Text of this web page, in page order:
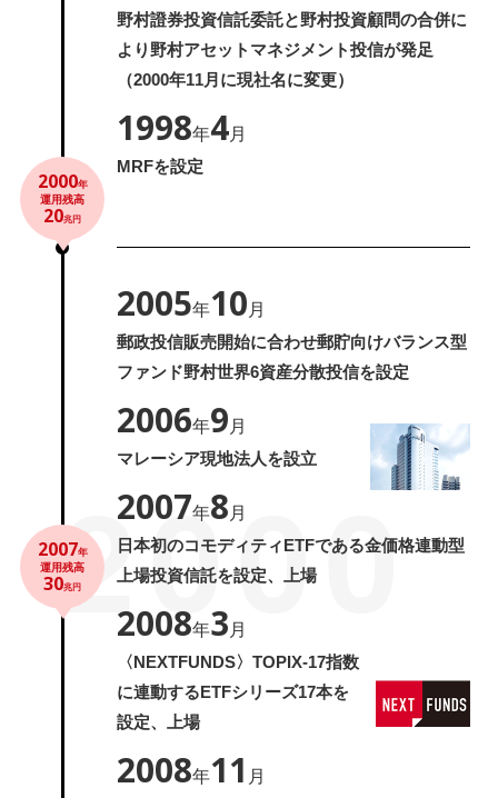
2000年
運用残高
20兆円
野村證券投資信託委託と野村投資顧問の合併に
より野村アセットマネジメント投信が発足
（2000年11月に現社名に変更）
1998年4月
MRFを設定
2000
2007年
運用残高
30兆円
2005年10 月
郵政投信販売開始に合わせ郵貯向けバランス型
ファンド野村世界6資産分散投信を設定
2006年9 月
マレーシア現地法人を設立
2007年8 月
日本初のコモディティETFである金価格連動型
上場投資信託を設定、上場
2008年3 月
〈NEXTFUNDS〉TOPIX-17指数
に連動するETFシリーズ17本を
設定、上場
2008年11 月